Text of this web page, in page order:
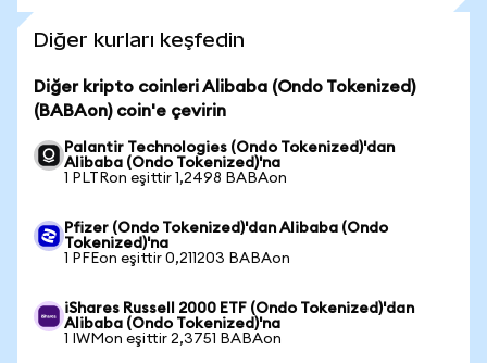
Diğer kurları keşfedin
Diğer kripto coinleri Alibaba (Ondo Tokenized)
(BABAon) coin'e çevirin
Palantir Technologies (Ondo Tokenized)'dan
Alibaba (Ondo Tokenized)'na
1 PLTRon eşittir 1,2498 BABAon
Pfizer (Ondo Tokenized)'dan Alibaba (Ondo
Tokenized)'na
1 PFEon eşittir 0,211203 BABAon
iShares Russell 2000 ETF (Ondo Tokenized)'dan
Alibaba (Ondo Tokenized)'na
1 IWMon eşittir 2,3751 BABAon